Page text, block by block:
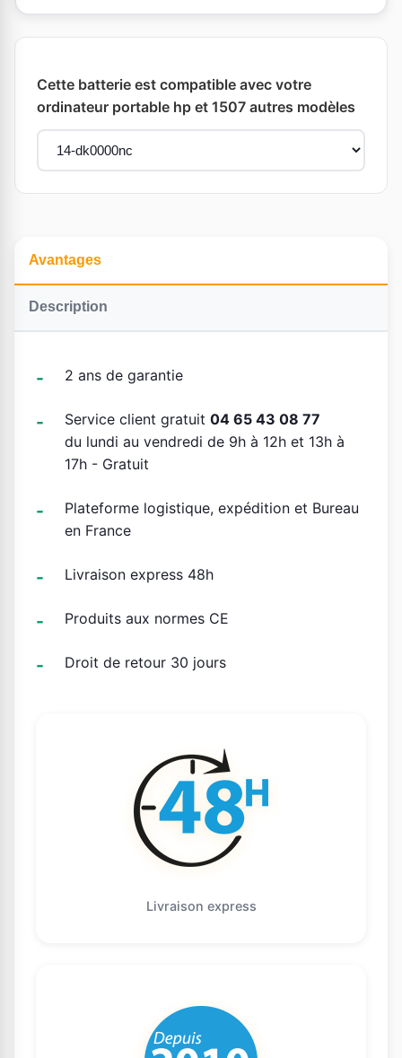
Cette batterie est compatible avec votre
ordinateur portable hp et 1507 autres modèles
Avantages
Description
2 ans de garantie
Service client gratuit 04 65 43 08 77
du lundi au vendredi de 9h à 12h et 13h à
17h - Gratuit
Plateforme logistique, expédition et Bureau
en France
Livraison express 48h
Produits aux normes CE
Droit de retour 30 jours
Livraison express